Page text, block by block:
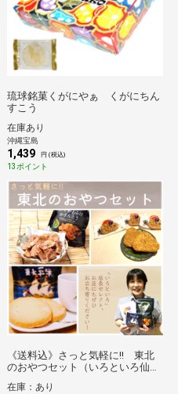
琉球銘菓くがにやぁ くがにちん
すこう
在庫あり
沖縄宝島
1,439 円 (税込)
13ポイント
《送料込》さっと気軽に!! 東北
のおやつセット（いろといろ仙
在庫：あり